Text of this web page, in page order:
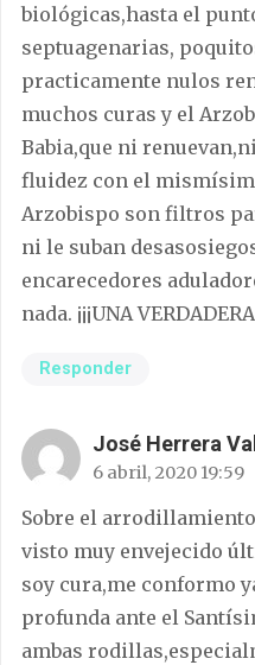
biológicas,hasta el
septuagenarias,
practicamente nulos
muchos curas y el
Babia,que ni
fluidez con el
Arzobispo son filtros
ni le suban
encarecedores
nada. ¡¡¡UNA
Responder
José Herrera
6 abril, 2020 19:59
Sobre el
visto muy envejecido
soy cura,me conformo
profunda ante el
ambas